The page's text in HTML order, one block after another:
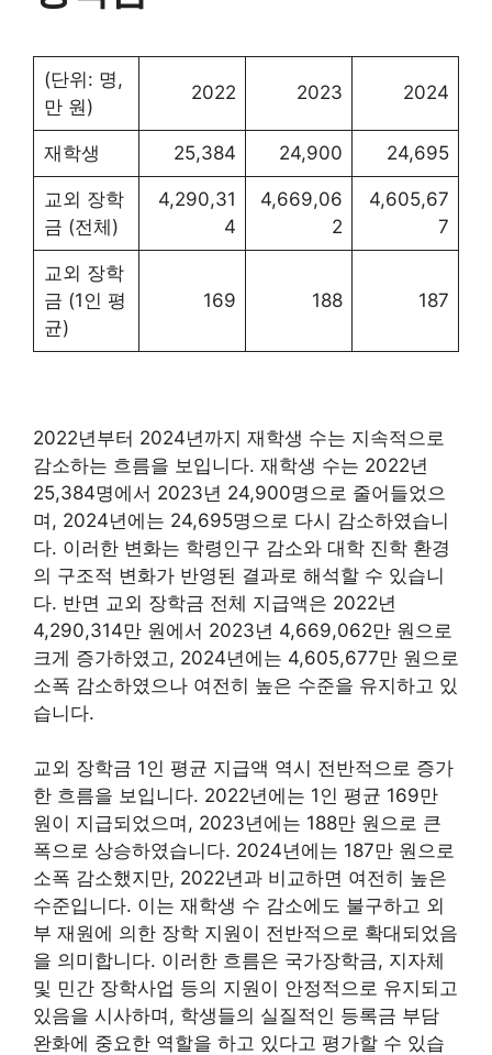
(단위: 명,
만 원)
2022 2023 2024
재학생 25,384 24,900 24,695
교외 장학
금 (전체)
4,290,31
4
4,669,06
2
4,605,67
7
교외 장학
금 (1인 평
균)
169 188 187
2022년부터 2024년까지 재학생 수는 지속적으로
감소하는 흐름을 보입니다. 재학생 수는 2022년
25,384명에서 2023년 24,900명으로 줄어들었으
며, 2024년에는 24,695명으로 다시 감소하였습니
다. 이러한 변화는 학령인구 감소와 대학 진학 환경
의 구조적 변화가 반영된 결과로 해석할 수 있습니
다. 반면 교외 장학금 전체 지급액은 2022년
4,290,314만 원에서 2023년 4,669,062만 원으로
크게 증가하였고, 2024년에는 4,605,677만 원으로
소폭 감소하였으나 여전히 높은 수준을 유지하고 있
습니다.
교외 장학금 1인 평균 지급액 역시 전반적으로 증가
한 흐름을 보입니다. 2022년에는 1인 평균 169만
원이 지급되었으며, 2023년에는 188만 원으로 큰
폭으로 상승하였습니다. 2024년에는 187만 원으로
소폭 감소했지만, 2022년과 비교하면 여전히 높은
수준입니다. 이는 재학생 수 감소에도 불구하고 외
부 재원에 의한 장학 지원이 전반적으로 확대되었음
을 의미합니다. 이러한 흐름은 국가장학금, 지자체
및 민간 장학사업 등의 지원이 안정적으로 유지되고
있음을 시사하며, 학생들의 실질적인 등록금 부담
완화에 중요한 역할을 하고 있다고 평가할 수 있습